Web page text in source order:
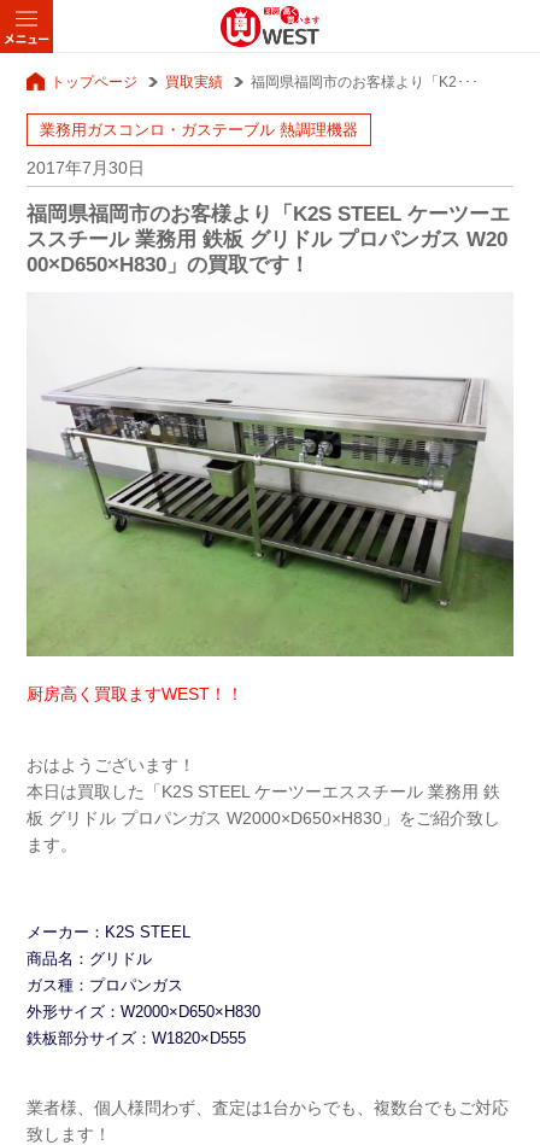
トップページ 買取実績 福岡県福岡市のお客様より「K2･･･
業務用ガスコンロ・ガステーブル 熱調理機器
2017年7月30日
福岡県福岡市のお客様より「K2S STEEL ケーツーエ
ススチール 業務用 鉄板 グリドル プロパンガス W20
00×D650×H830」の買取です！
厨房高く買取ますWEST！！
おはようございます！
本日は買取した「K2S STEEL ケーツーエススチール 業務用 鉄
板 グリドル プロパンガス W2000×D650×H830」をご紹介致し
ます。
メーカー：K2S STEEL
商品名：グリドル
ガス種：プロパンガス
外形サイズ：W2000×D650×H830
鉄板部分サイズ：W1820×D555
業者様、個人様問わず、査定は1台からでも、複数台でもご対応
致します！